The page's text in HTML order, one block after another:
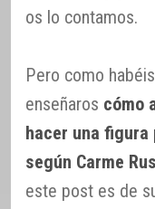
os lo contamos.
Pero como
enseñaros cómo
hacer una figura
según Carme
este post es de